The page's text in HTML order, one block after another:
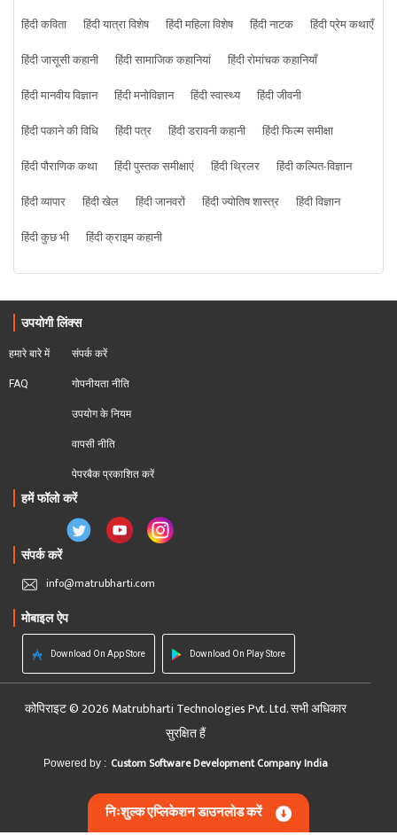
हिंदी कविता
हिंदी यात्रा विशेष हिंदी महिला विशेष हिंदी नाटक
हिंदी प्रेम कथाएँ
हिंदी जासूसी कहानी
हिंदी सामाजिक कहानियां
हिंदी रोमांचक कहानियाँ
हिंदी मानवीय विज्ञान
हिंदी मनोविज्ञान हिंदी स्वास्थ्य
हिंदी जीवनी
हिंदी पकाने की विधि
हिंदी पत्र हिंदी डरावनी कहानी
हिंदी फिल्म समीक्षा
हिंदी पौराणिक कथा
हिंदी पुस्तक समीक्षाएं हिंदी थ्रिलर
हिंदी कल्पित-विज्ञान
हिंदी व्यापार
हिंदी खेल हिंदी जानवरों हिंदी ज्योतिष शास्त्र
हिंदी विज्ञान
हिंदी कुछ भी
हिंदी क्राइम कहानी
उपयोगी लिंक्स
हमारे बारे में
FAQ
संपर्क करें
गोपनीयता नीति
उपयोग के नियम
वापसी नीति
पेपरबैक प्रकाशित करें
हमें फॉलो करें
संपर्क करें
info@matrubharti.com
मोबाइल ऐप
Download On App Store Download On Play Store
कोपिराइट © 2026 Matrubharti Technologies Pvt. Ltd. सभी अधिकार
सुरक्षित हैं
Powered by : Custom Software Development Company India
निःशुल्क एप्लिकेशन डाउनलोड करें